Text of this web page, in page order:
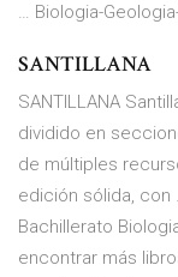
… Biologia-
SANTILLANA
SANTILLANA
dividido en
de múltiples
edición sólida, con
Bachillerato
encontrar más